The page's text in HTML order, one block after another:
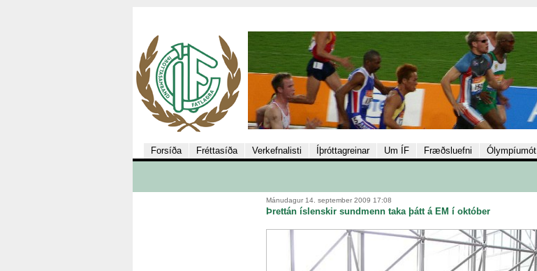
Forsíða Fréttasíða Verkefnalisti Íþróttagreinar Um ÍF Fræðsluefni Ólympíumót
Mánudagur 14. september 2009 17:08
Þrettán íslenskir sundmenn taka þátt á EM í október